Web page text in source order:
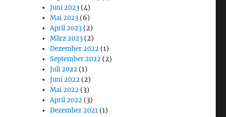
Juni 2023 (4)
Mai 2023 (6)
April 2023 (2)
März 2023 (2)
Dezember 2022 (1)
September 2022 (2)
Juli 2022 (1)
Juni 2022 (2)
Mai 2022 (3)
April 2022 (3)
Dezember 2021 (1)